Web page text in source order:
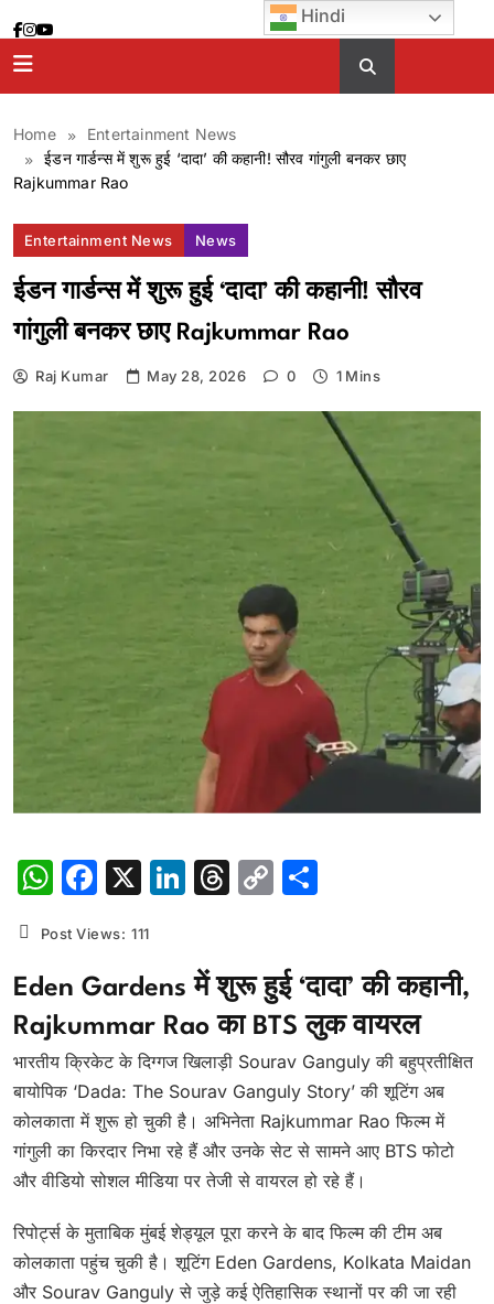
to
content
Home
Entertainment News
ईडन गार्डन्स में शुरू हुई ‘दादा’ की कहानी! सौरव गांगुली बनकर छाए
Rajkummar Rao
Entertainment News News
ईडन गार्डन्स में शुरू हुई ‘दादा’ की कहानी! सौरव
गांगुली बनकर छाए Rajkummar Rao
Raj Kumar May 28, 2026 0 1 Mins
WhatsApp
Facebook
X LinkedIn
Threads
Copy
Post Views: 111
Eden Gardens में शुरू हुई ‘दादा’ की कहानी,
Rajkummar Rao का BTS लुक वायरल
भारतीय क्रिकेट के दिग्गज खिलाड़ी Sourav Ganguly की बहुप्रतीक्षित
बायोपिक ‘Dada: The Sourav Ganguly Story’ की शूटिंग अब
कोलकाता में शुरू हो चुकी है। अभिनेता Rajkummar Rao फिल्म में
गांगुली का किरदार निभा रहे हैं और उनके सेट से सामने आए BTS फोटो
और वीडियो सोशल मीडिया पर तेजी से वायरल हो रहे हैं।
रिपोर्ट्स के मुताबिक मुंबई शेड्यूल पूरा करने के बाद फिल्म की टीम अब
कोलकाता पहुंच चुकी है। शूटिंग Eden Gardens, Kolkata Maidan
और Sourav Ganguly से जुड़े कई ऐतिहासिक स्थानों पर की जा रही
Hindi